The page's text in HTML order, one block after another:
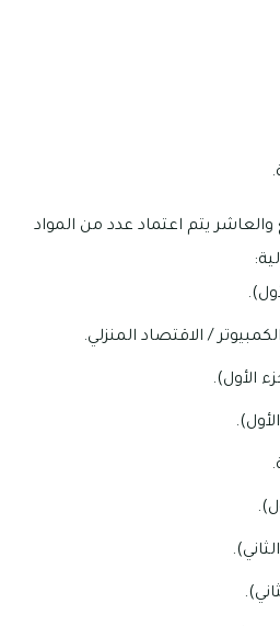
يتم اعتماد عدد من المواد
/ الاقتصاد المنزلي.
الأول).